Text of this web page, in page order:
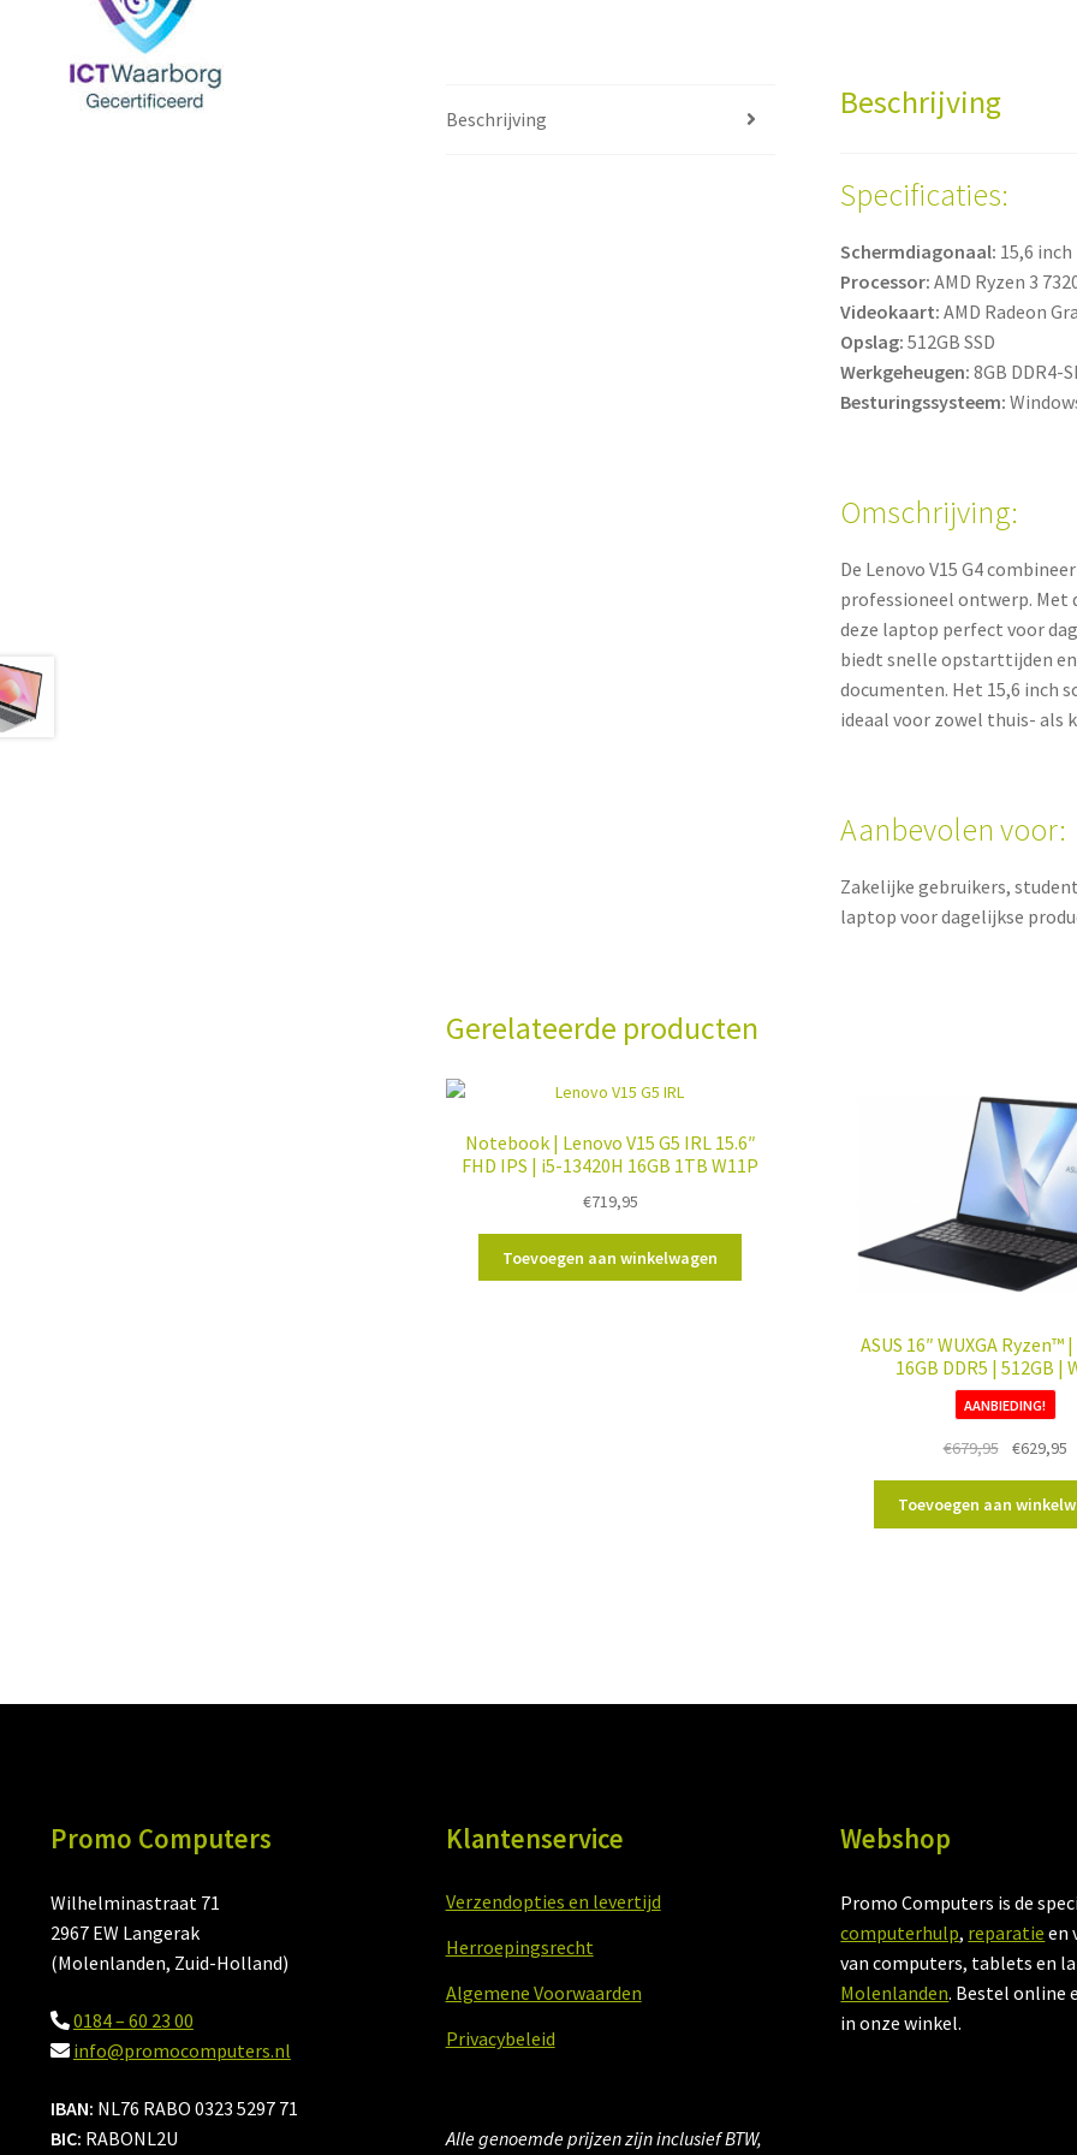
Beschrijving Beschrijving
Specificaties:
Schermdiagonaal: 15,6 inch
Processor: AMD Ryzen 3
Videokaart: AMD Radeon
Opslag: 512GB SSD
Werkgeheugen: 8GB DDR4-
Besturingssysteem:
Omschrijving:
De Lenovo V15 G4
professioneel ontwerp. Met
deze laptop perfect voor
biedt snelle opstarttijden
documenten. Het 15,6 inch
ideaal voor zowel thuis- als
Aanbevolen voor:
Zakelijke gebruikers,
laptop voor dagelijkse
Gerelateerde producten
Notebook | Lenovo V15 G5 IRL 15.6″
FHD IPS | i5-13420H 16GB 1TB W11P
€719,95
Toevoegen aan winkelwagen
ASUS 16″ WUXGA Ryzen™
16GB DDR5 | 512GB |
AANBIEDING!
€679,95
was:
€679,95.
€629,95
Toevoegen aan
Promo Computers
Wilhelminastraat 71
2967 EW Langerak
(Molenlanden, Zuid-Holland)
0184 – 60 23 00
info@promocomputers.nl
IBAN: NL76 RABO 0323 5297 71
BIC: RABONL2U
Klantenservice
Verzendopties en levertijd
Herroepingsrecht
Algemene Voorwaarden
Privacybeleid
Alle genoemde prijzen zijn inclusief BTW,
Webshop
Promo Computers is de
computerhulp, reparatie en
van computers, tablets en
Molenlanden. Bestel online
in onze winkel.